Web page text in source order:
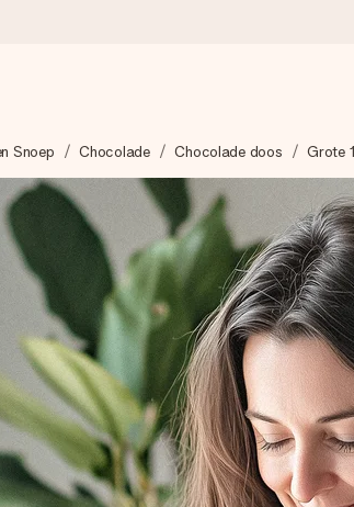
met zorg en zorgen dat het razendsnel
op +8.000 reviews)
gewaardeerd. Klanten beoordelen ons
stappen iets unieks – met haar naam,
Snoep Chocolade Chocolade doos Grote